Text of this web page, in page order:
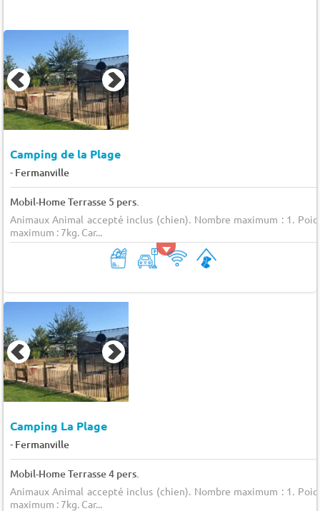
Camping de la Plage
- Fermanville
Mobil-Home Terrasse 5 pers.
Animaux Animal accepté inclus (chien). Nombre maximum : 1.
maximum : 7kg. Car...
Camping La Plage
- Fermanville
Mobil-Home Terrasse 4 pers.
Animaux Animal accepté inclus (chien). Nombre maximum : 1.
maximum : 7kg. Car...